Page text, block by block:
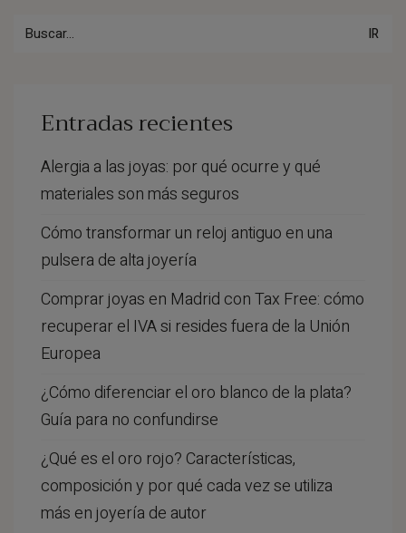
Buscar
Entradas recientes
Alergia a las joyas: por qué ocurre y qué
materiales son más seguros
Cómo transformar un reloj antiguo en una
pulsera de alta joyería
Comprar joyas en Madrid con Tax Free: cómo
recuperar el IVA si resides fuera de la Unión
Europea
¿Cómo diferenciar el oro blanco de la plata?
Guía para no confundirse
¿Qué es el oro rojo? Características,
composición y por qué cada vez se utiliza
más en joyería de autor